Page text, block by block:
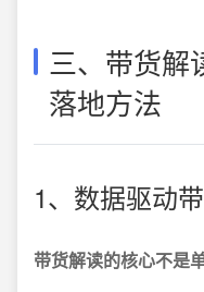
三、带货解
落地方法
1、数据驱动
带货解读的核心不是